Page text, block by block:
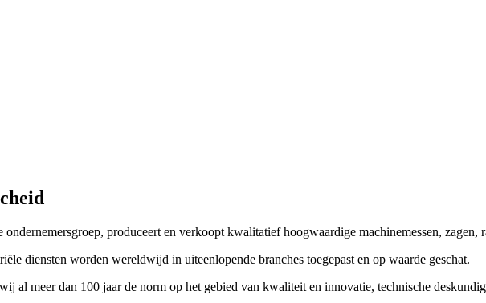
produceert en verkoopt kwalitatief hoogwaardige machinemessen, zagen,
diensten worden wereldwijd in uiteenlopende branches toegepast en op waarde geschat.
al meer dan 100 jaar de norm op het gebied van kwaliteit en innovatie, technische